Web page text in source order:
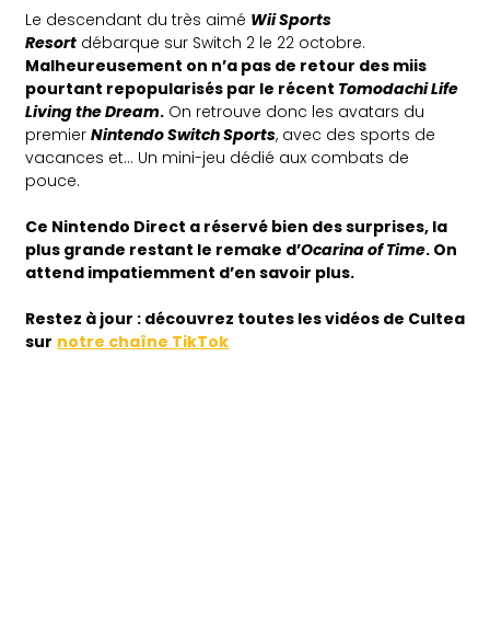
Le descendant du très aimé Wii Sports
Resort débarque sur Switch 2 le 22 octobre.
Malheureusement on n’a pas de retour des miis
pourtant repopularisés par le récent Tomodachi Life
Living the Dream. On retrouve donc les avatars du
premierNintendo Switch Sports, avec des sports de
vacances et… Un mini-jeu dédié aux combats de
pouce.
Ce Nintendo Direct a réservé bien des surprises, la
plus grande restant le remake d’Ocarina of Time. On
attend impatiemment d’en savoir plus.
Restez à jour : découvrez toutes les vidéos de Cultea
sur notre chaîne TikTok